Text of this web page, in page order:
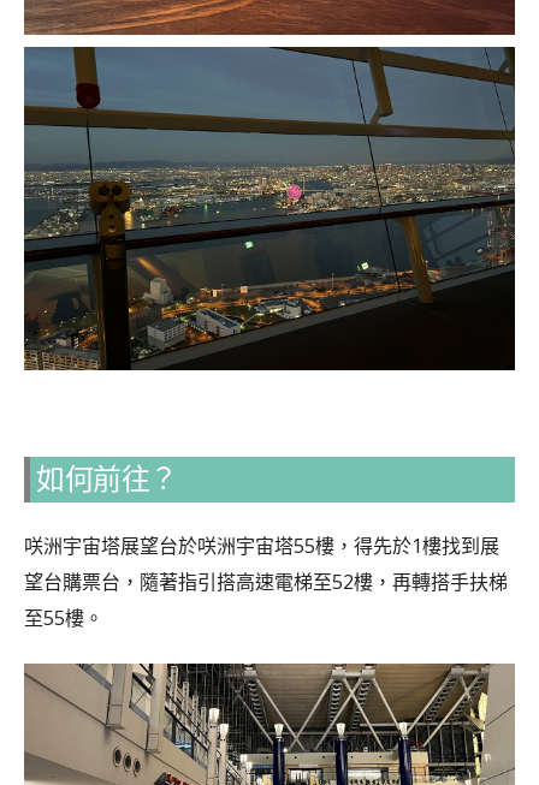
如何前往？
咲洲宇宙塔展望台於咲洲宇宙塔55樓，得先於1樓找到展
望台購票台，隨著指引搭高速電梯至52樓，再轉搭手扶梯
至55樓。